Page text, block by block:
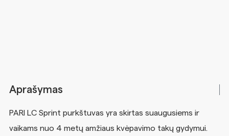
Aprašymas
PARI LC Sprint purkštuvas yra skirtas suaugusiems ir
vaikams nuo 4 metų amžiaus kvėpavimo takų gydymui.